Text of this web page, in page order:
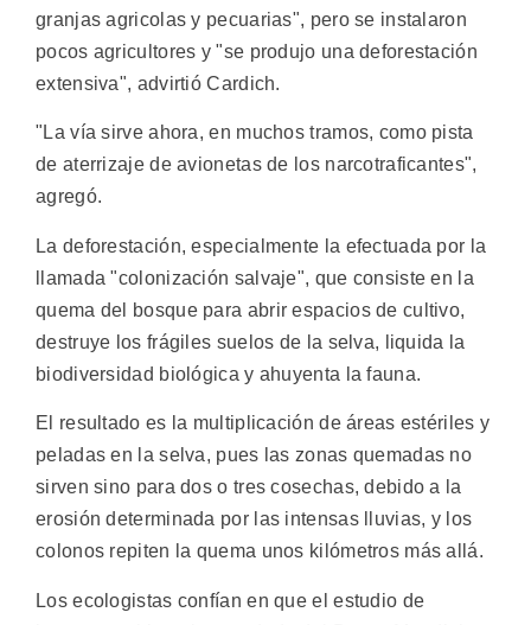
granjas agricolas y pecuarias", pero se instalaron
pocos agricultores y "se produjo una deforestación
extensiva", advirtió Cardich.
"La vía sirve ahora, en muchos tramos, como pista
de aterrizaje de avionetas de los narcotraficantes",
agregó.
La deforestación, especialmente la efectuada por la
llamada "colonización salvaje", que consiste en la
quema del bosque para abrir espacios de cultivo,
destruye los frágiles suelos de la selva, liquida la
biodiversidad biológica y ahuyenta la fauna.
El resultado es la multiplicación de áreas estériles y
peladas en la selva, pues las zonas quemadas no
sirven sino para dos o tres cosechas, debido a la
erosión determinada por las intensas lluvias, y los
colonos repiten la quema unos kilómetros más allá.
Los ecologistas confían en que el estudio de